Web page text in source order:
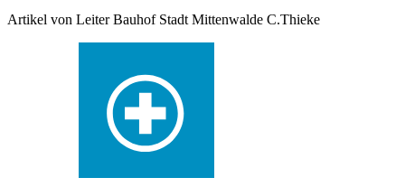
Artikel von Leiter Bauhof Stadt Mittenwalde C.Thieke